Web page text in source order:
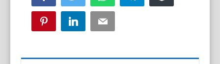
Pinterest LinkedIn Email